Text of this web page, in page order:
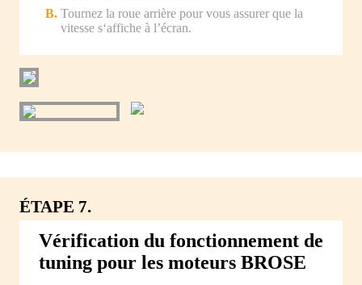
Tournez la roue arrière pour vous assurer que la
vitesse s‘affiche à l’écran.
ÉTAPE 7.
Vérification du fonctionnement de
tuning pour les moteurs BROSE